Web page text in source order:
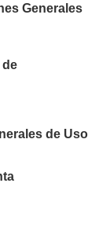
Generales
de
de Uso